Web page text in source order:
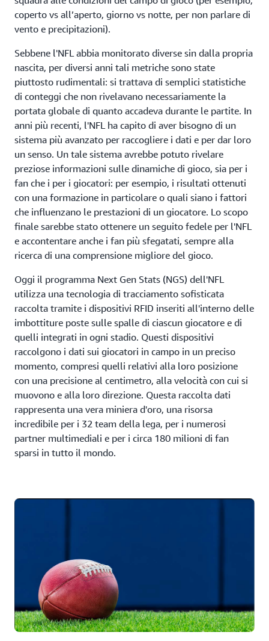
coperto vs all’aperto, giorno vs notte, per non parlare di
vento e precipitazioni).
Sebbene l'NFL abbia monitorato diverse sin dalla propria
nascita, per diversi anni tali metriche sono state
piuttosto rudimentali: si trattava di semplici statistiche
di conteggi che non rivelavano necessariamente la
portata globale di quanto accadeva durante le partite. In
anni più recenti, l'NFL ha capito di aver bisogno di un
sistema più avanzato per raccogliere i dati e per dar loro
un senso. Un tale sistema avrebbe potuto rivelare
preziose informazioni sulle dinamiche di gioco, sia per i
fan che i per i giocatori: per esempio, i risultati ottenuti
con una formazione in particolare o quali siano i fattori
che influenzano le prestazioni di un giocatore. Lo scopo
finale sarebbe stato ottenere un seguito fedele per l'NFL
e accontentare anche i fan più sfegatati, sempre alla
ricerca di una comprensione migliore del gioco.
Oggi il programma Next Gen Stats (NGS) dell'NFL
utilizza una tecnologia di tracciamento sofisticata
raccolta tramite i dispositivi RFID inseriti all'interno delle
imbottiture poste sulle spalle di ciascun giocatore e di
quelli integrati in ogni stadio. Questi dispositivi
raccolgono i dati sui giocatori in campo in un preciso
momento, compresi quelli relativi alla loro posizione
con una precisione al centimetro, alla velocità con cui si
muovono e alla loro direzione. Questa raccolta dati
rappresenta una vera miniera d'oro, una risorsa
incredibile per i 32 team della lega, per i numerosi
partner multimediali e per i circa 180 milioni di fan
sparsi in tutto il mondo.